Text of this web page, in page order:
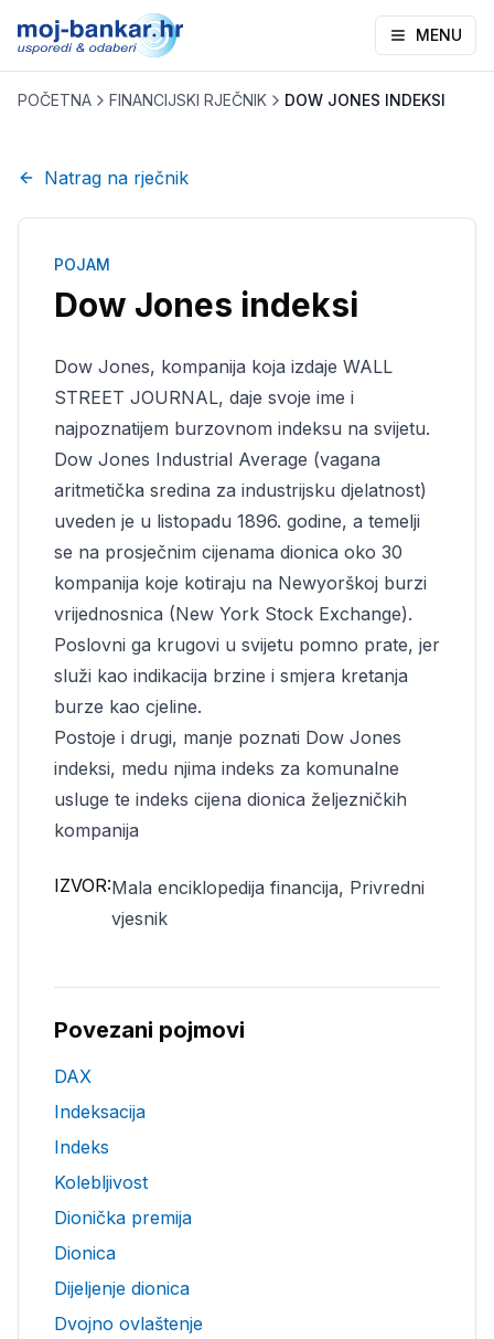
MENU
POČETNA FINANCIJSKI RJEČNIK DOW JONES INDEKSI
Natrag na rječnik
POJAM
Dow Jones indeksi
Dow Jones, kompanija koja izdaje WALL
STREET JOURNAL, daje svoje ime i
najpoznatijem burzovnom indeksu na svijetu.
Dow Jones Industrial Average (vagana
aritmetička sredina za industrijsku djelatnost)
uveden je u listopadu 1896. godine, a temelji
se na prosječnim cijenama dionica oko 30
kompanija koje kotiraju na Newyorškoj burzi
vrijednosnica (New York Stock Exchange).
Poslovni ga krugovi u svijetu pomno prate, jer
služi kao indikacija brzine i smjera kretanja
burze kao cjeline.
Postoje i drugi, manje poznati Dow Jones
indeksi, medu njima indeks za komunalne
usluge te indeks cijena dionica željezničkih
kompanija
IZVOR:Mala enciklopedija financija, Privredni
vjesnik
Povezani pojmovi
DAX
Indeksacija
Indeks
Kolebljivost
Dionička premija
Dionica
Dijeljenje dionica
Dvojno ovlaštenje